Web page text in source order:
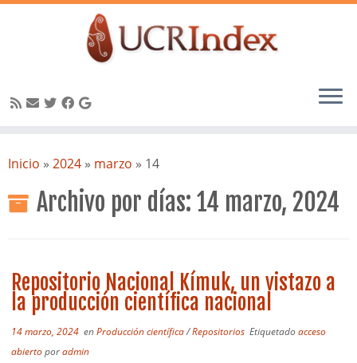
alInicio » 2024 » marzo » 14
Archivo por días: 14 marzo, 2024
Repositorio Nacional Kímuk, un vistazo a
la producción científica nacional
14 marzo, 2024 enProducción científica/Repositorios Etiquetadoacceso
abiertoporadmin